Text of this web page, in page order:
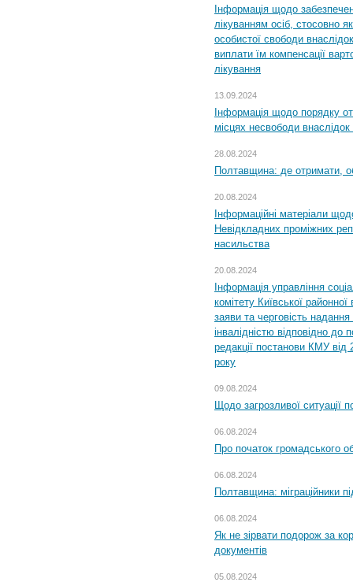
Інформація щодо
лікуванням осіб, стосовно
особистої свободи
виплати їм компенсації
лікування
13.09.2024
Інформація щодо порядку
місцях несвободи внаслідок
28.08.2024
Полтавщина: де отримати,
20.08.2024
Інформаційні матеріали
Невідкладних проміжних
насильства
20.08.2024
Інформація управління
комітету Київської
заяви та черговість надання
інвалідністю відповідно
редакції постанови КМУ
року
09.08.2024
Щодо загрозливої ситуації
06.08.2024
Про початок громадського
06.08.2024
Полтавщина: міграційники
06.08.2024
Як не зірвати подорож за
документів
05.08.2024